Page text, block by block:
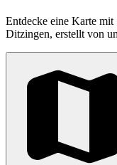
Entdecke eine Karte
Ditzingen, erstellt von